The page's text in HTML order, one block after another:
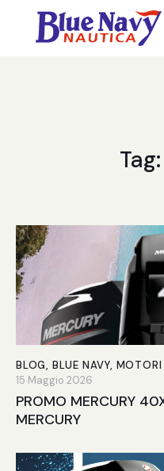
BLOG, BLUE NAVY, MOTORI
15 Maggio 2026
PROMO MERCURY
MERCURY